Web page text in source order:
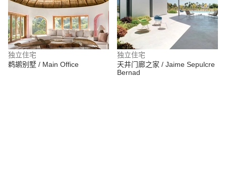
独立住宅
鹈鹕别墅 / Main Office
独立住宅
天井门廊之家 / Jaime Sepulcre
Bernad